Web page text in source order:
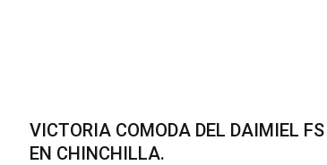
VICTORIA COMODA DEL DAIMIEL FS
EN CHINCHILLA.